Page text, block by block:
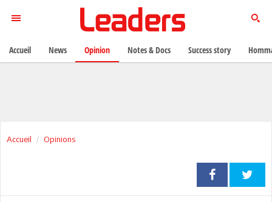
Accueil Opinions
Accueil News Opinion Notes & Docs Success story